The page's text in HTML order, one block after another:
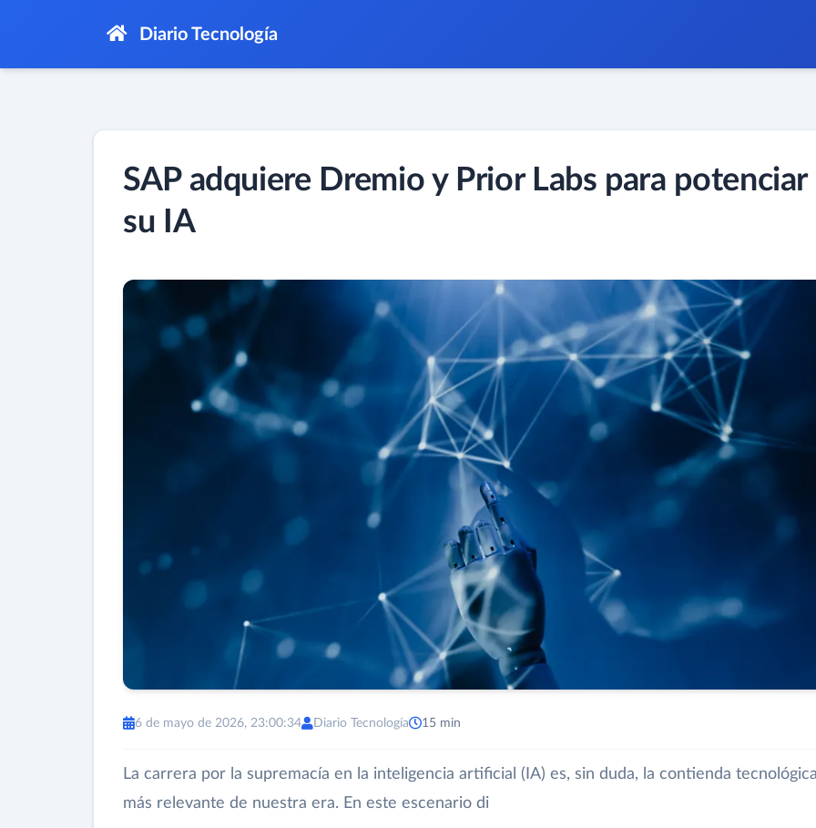
Diario Tecnología
SAP adquiere Dremio y Prior Labs para potenciar
su IA
6 de mayo de 2026, 23:00:34 Diario Tecnología 15 min
La carrera por la supremacía en la inteligencia artificial (IA) es, sin duda, la contienda
más relevante de nuestra era. En este escenario di